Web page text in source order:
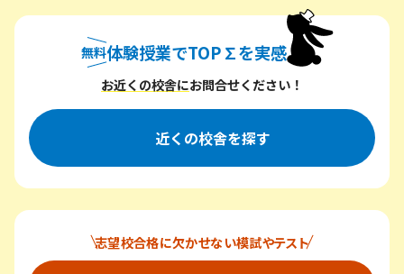
無料体験授業でTOP∑を実感
無料体験授業でトップシグマを実感
お近くの校舎にお問合せください！
近くの校舎を探す
志望校合格に欠かせない模試やテスト